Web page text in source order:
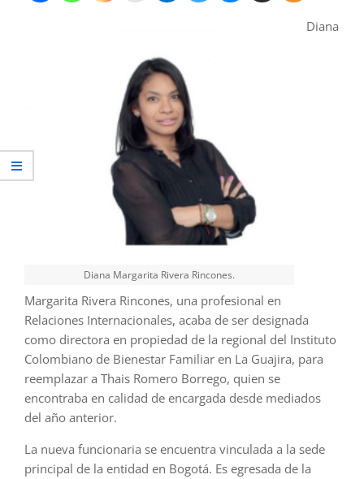
Diana Margarita Rivera Rincones.
Diana
Margarita Rivera Rincones, una profesional en
Relaciones Internacionales, acaba de ser designada
como directora en propiedad de la regional del Instituto
Colombiano de Bienestar Familiar en La Guajira, para
reemplazar a Thais Romero Borrego, quien se
encontraba en calidad de encargada desde mediados
del año anterior.
La nueva funcionaria se encuentra vinculada a la sede
principal de la entidad en Bogotá. Es egresada de la